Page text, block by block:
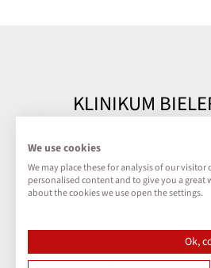
KLINIKUM
Impressum
We use cookies
We may place these for analysis of our
personalised content and to give you a
about the cookies we use open the settings.
Ok,